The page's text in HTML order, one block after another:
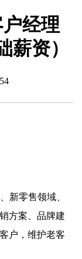
经理
薪资）
新零售领域、
方案、品牌建
户，维护老客